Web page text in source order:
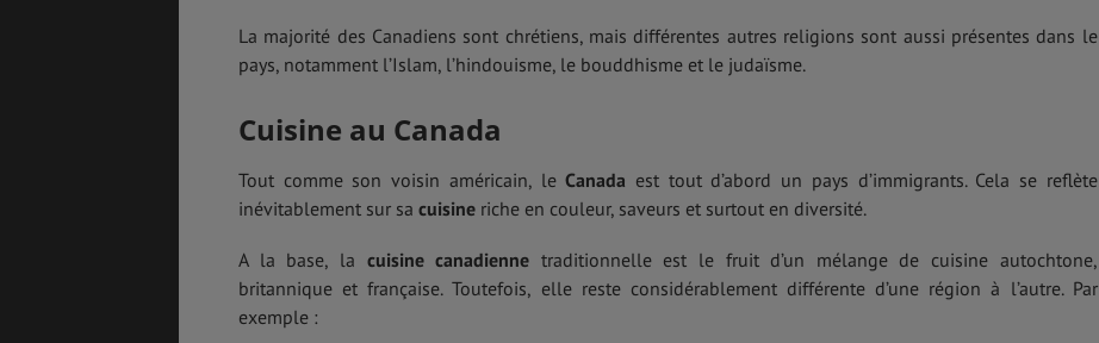
La majorité des Canadiens sont chrétiens, mais différentes autres religions sont aussi présentes dans le
pays, notamment l’Islam, l’hindouisme, le bouddhisme et le judaïsme.
Cuisine au Canada
Tout comme son voisin américain, leCanada est tout d’abord un pays d’immigrants. Cela se reflète
inévitablement sur sa cuisine riche en couleur, saveurs et surtout en diversité.
A la base, la cuisine canadienne traditionnelle est le fruit d’un mélange de cuisine autochtone,
britannique et française. Toutefois, elle reste considérablement différente d’une région à l’autre. Par
exemple :